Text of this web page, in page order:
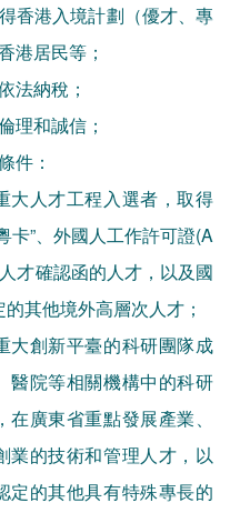
香港入境計劃（優才、專
港居民等；
法納稅；
理和誠信；
件：
大人才工程入選者，取得
卡”、外國人工作許可證(A
才確認函的人才，以及國
其他境外高層次人才；
大創新平臺的科研團隊成
醫院等相關機構中的科研
廣東省重點發展產業、
業的技術和管理人才，以
定的其他具有特殊專長的